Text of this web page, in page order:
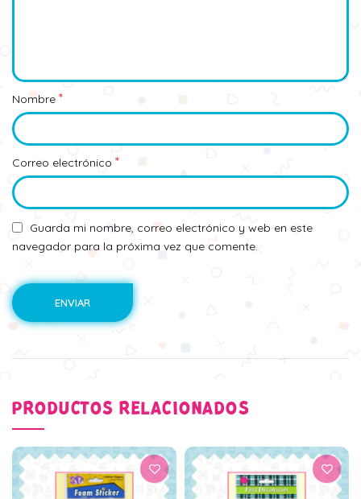
Nombre *
Correo electrónico *
Guarda mi nombre, correo electrónico y web en este
navegador para la próxima vez que comente.
PRODUCTOS RELACIONADOS